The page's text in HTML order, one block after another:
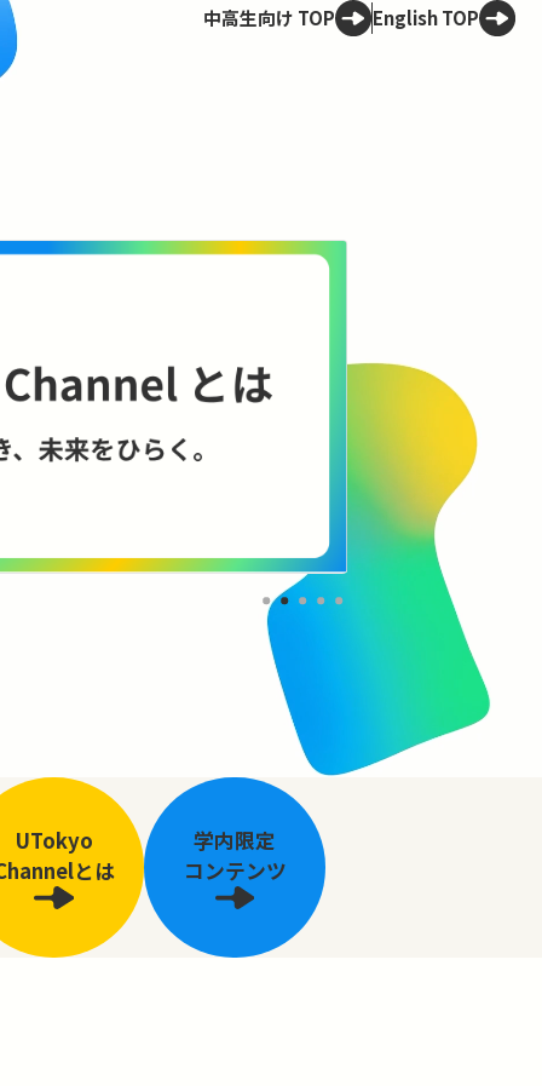
中高生向け TOP English TOP
AIやロボット
に何をもたら
に、技術と社会
コンテンツを見
UTokyo
とは
学内限定
コンテンツ